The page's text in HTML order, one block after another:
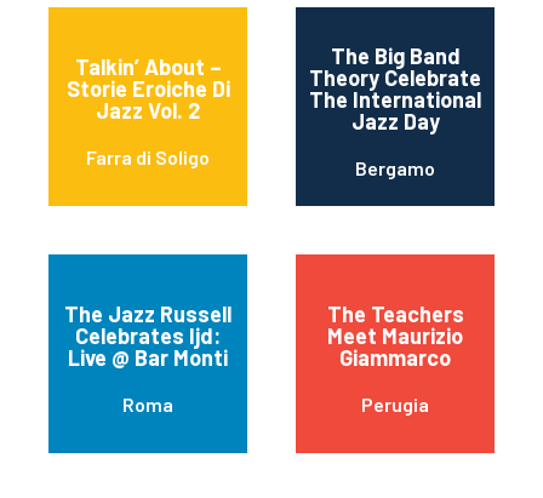
Talkin’ About –
Storie Eroiche Di
Jazz Vol. 2
Farra di Soligo
The Big Band
Theory Celebrate
The International
Jazz Day
Bergamo
The Jazz Russell
Celebrates Ijd:
Live @ Bar Monti
Roma
The Teachers
Meet Maurizio
Giammarco
Perugia